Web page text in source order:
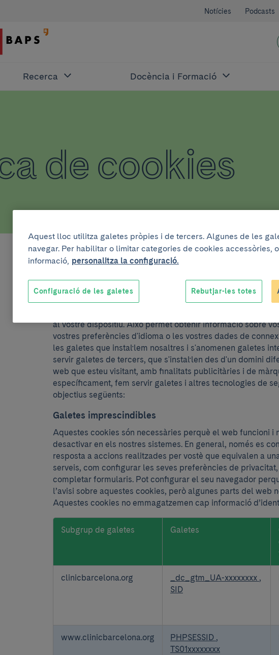
Notícies Podcasts
Recerca Docència i Formació
de cookies
Llista de galetes
En el moment en què accediu a un lloc web, se sol·licita
al vostre dispositiu. Això permet obtenir informació sobre
vostres preferències d'idioma o les vostres dades de
les galetes que instal·lem nosaltres i s'anomenen galetes
servir galetes de tercers, que s'instal·len des d'un domini
web que esteu visitant, amb finalitats publicitàries i de
específicament, fem servir galetes i altres tecnologies de
objectius següents:
Galetes imprescindibles
Aquestes cookies són necessàries perquè el web funcioni i
desactivar en els nostres sistemes. En general, només es
resposta a accions realitzades per vostè que equivalen a
serveis, com configurar les seves preferències de
completar formularis. Pot configurar el seu navegador
l’avisi sobre aquestes cookies, però algunes parts del web
Aquestes cookies no emmagatzemen cap informació
imprescindibles
Subgrup de galetes Galetes
clinicbarcelona.org _dc_gtm_UA-xxxxxxxx ,
SID
www.clinicbarcelona.org PHPSESSID ,
TS01xxxxxxxx
Aquest lloc utilitza galetes pròpies i de tercers. Algunes de les
navegar. Per habilitar o limitar categories de cookies accessòries,
informació, personalitza la configuració.
Rebutjar-les totes
Configuració de les galetes